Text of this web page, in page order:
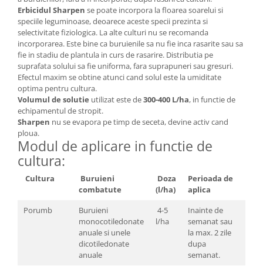
Erbicidul Sharpen se poate incorpora la floarea soarelui si
speciile leguminoase, deoarece aceste specii prezinta si
selectivitate fiziologica. La alte culturi nu se recomanda
incorporarea. Este bine ca buruienile sa nu fie inca rasarite sau sa
fie in stadiu de plantula in curs de rasarire. Distributia pe
suprafata solului sa fie uniforma, fara suprapuneri sau gresuri.
Efectul maxim se obtine atunci cand solul este la umiditate
optima pentru cultura.
Volumul de solutie utilizat este de300-400 L/ha, in functie de
echipamentul de stropit.
Sharpen nu se evapora pe timp de seceta, devine activ cand
ploua.
Modul de aplicare in functie de
cultura:
Cultura
Buruieni
combatute
Doza
(l/ha)
Perioada de
aplica
Porumb
Buruieni
monocotiledonate
anuale si unele
dicotiledonate
anuale
4-5
l/ha
Inainte de
semanat sau
la max. 2 zile
dupa
semanat.